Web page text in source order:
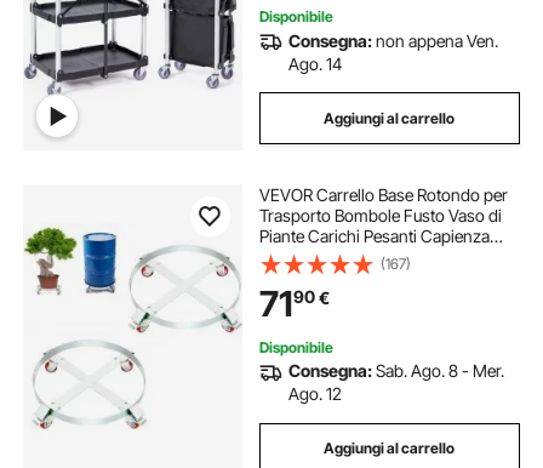
Disponibile
Consegna:non appena Ven.
Ago. 14
Aggiungi al carrello
VEVOR Carrello Base Rotondo per
Trasporto Bombole Fusto Vaso di
Piante Carichi Pesanti Capienza
Max. 454kg per Fusto di Capacità
Max. 250 Litri, Carrello Circolare 2
Pezzi per Trasporto Fusto Piante
(167)
7190€
Disponibile
Consegna:Sab. Ago. 8 - Mer.
Ago. 12
Aggiungi al carrello